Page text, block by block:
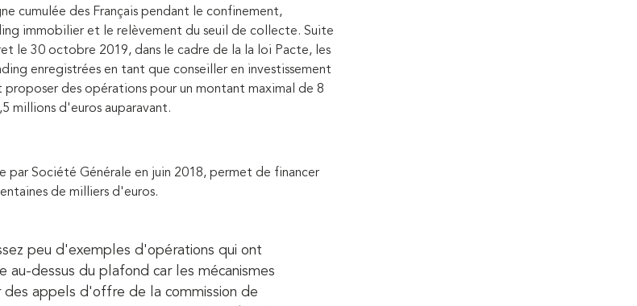
cumulée des Français pendant le confinement,
immobilier et le relèvement du seuil de collecte. Suite
le 30 octobre 2019, dans le cadre de la la loi Pacte, les
enregistrées en tant que conseiller en investissement
des opérations pour un montant maximal de 8
millions d'euros auparavant.
par Société Générale en juin 2018, permet de financer
de milliers d'euros.
peu d'exemples d'opérations qui ont
au-dessus du plafond car les mécanismes
des appels d'offre de la commission de